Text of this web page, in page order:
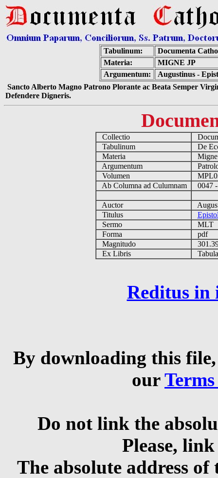
Tabulinum:
Documenta
Materia:
MIGNE JP
Argumentum:
Augustinus -
Sancto Alberto Magno Patrono Plorante ac Beata Semper
Defendere Digneris.
Collectio
Tabulinum
De
Materia
Argumentum
Volumen
Ab Columna ad Culumnam
0047
Auctor
Titulus
Sermo
MLT
Forma
pdf
Magnitudo
Ex Libris
Reditus in
By downloading this
our
Do not link the
Please,
The absolute address